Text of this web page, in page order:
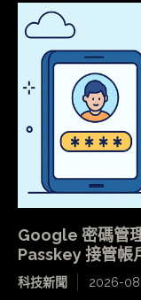
Google 密碼管
Passkey 接管帳
科技新聞 2026-